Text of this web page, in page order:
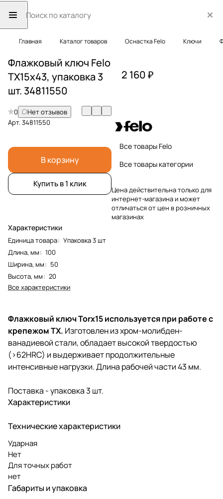
Главная Каталог товаров Оснастка Felo Ключи
Флажковый ключ Felo
TX15x43, упаковка 3
шт. 34811550
0
Нет отзывов
Арт.34811550
В корзину
Купить в 1 клик
Характеристики
Единица товара: Упаковка 3 шт
Длина, мм: 100
Ширина, мм: 50
Высота, мм: 20
Все характеристики
2 160 ₽
Все товары Felo
Все товары категории
Цена действительна только для
интернет-магазина и может
отличаться от цен в розничных
магазинах
Флажковый ключ Torx15 используется при работе с
крепежом TX. Изготовлен из хром-молибден-
ванадиевой стали, обладает высокой твердостью
(>62HRC) и выдерживает продолжительные
интенсивные нагрузки. Длина рабочей части 43 мм.
Поставка - упаковка 3 шт.
Характеристики
Технические характеристики
Ударная
Нет
Для точных работ
нет
Габариты и упаковка